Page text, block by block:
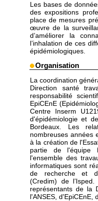
Les bases de
des expositions
place de mesures
œuvre de la
d’améliorer la
l’inhalation de ces
épidémiologiques.
Organisation
La coordination
Direction santé
responsabilité
EpiCEnE
Centre Inserm
d'épidémiologie et
Bordeaux. Les
nombreuses années
à la création de
partie de l'équipe
l'ensemble des
informatiques sont
de recherche et
(Credim) de
représentants de la
l'ANSES, d'EpiCEnE,